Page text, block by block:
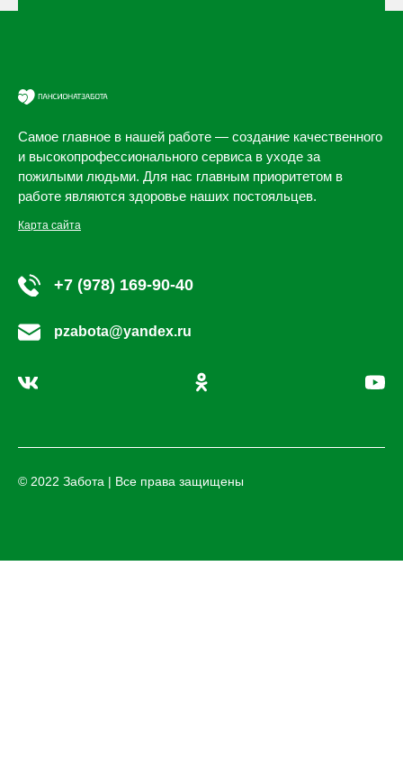
Самое главное в нашей работе — создание качественного
и высокопрофессионального сервиса в уходе за
пожилыми людьми. Для нас главным приоритетом в
работе являются здоровье наших постояльцев.
Карта сайта
+7 (978) 169-90-40
pzabota@yandex.ru
© 2022 Забота | Все права защищены